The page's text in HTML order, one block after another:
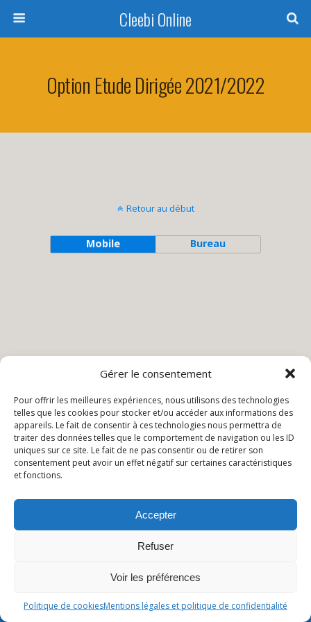
Gérer le consentement
Pour offrir les meilleures expériences, nous utilisons des technologies
telles que les cookies pour stocker et/ou accéder aux informations des
appareils. Le fait de consentir à ces technologies nous permettra de
traiter des données telles que le comportement de navigation ou les ID
uniques sur ce site. Le fait de ne pas consentir ou de retirer son
consentement peut avoir un effet négatif sur certaines caractéristiques
et fonctions.
Accepter
Refuser
Voir les préférences
Politique de cookiesMentions légales et politique de confidentialité
Cleebi Online
Option Etude Dirigée 2021/2022
Retour au début
Mobile Bureau